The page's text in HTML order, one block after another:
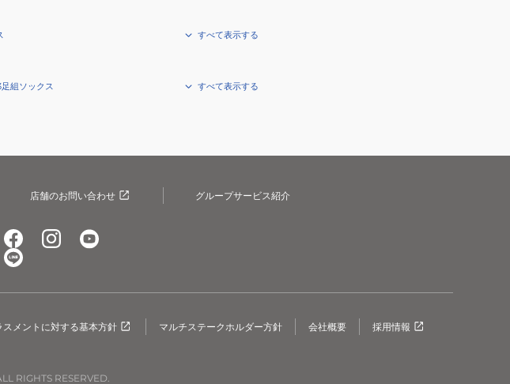
すべて表示する
足組ソックス すべて表示する
店舗のお問い合わせ グループサービス紹介
スメントに対する基本方針 マルチステークホルダー方針 会社概要 採用情報
RIGHTS RESERVED.